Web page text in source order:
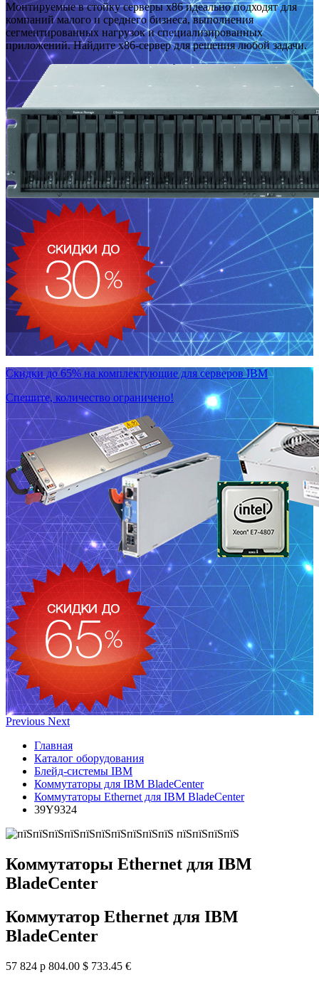
Монтируемые в стойку серверы x86 идеально подходят для
компаний малого и среднего бизнеса, выполнения
сегментированных нагрузок и специализированных
приложений. Найдите x86-сервер для решения любой задачи.
Скидки до 65% на комплектующие для серверов IBM
Спешите, количество ограничено!
Previous Next
Главная
Каталог оборудования
Блейд-системы IBM
Коммутаторы для IBM BladeCenter
Коммутаторы Ethernet для IBM BladeCenter
39Y9324
Коммутаторы Ethernet для IBM
BladeCenter
Коммутатор Ethernet для IBM
BladeCenter
57 824 р 804.00 $ 733.45 €